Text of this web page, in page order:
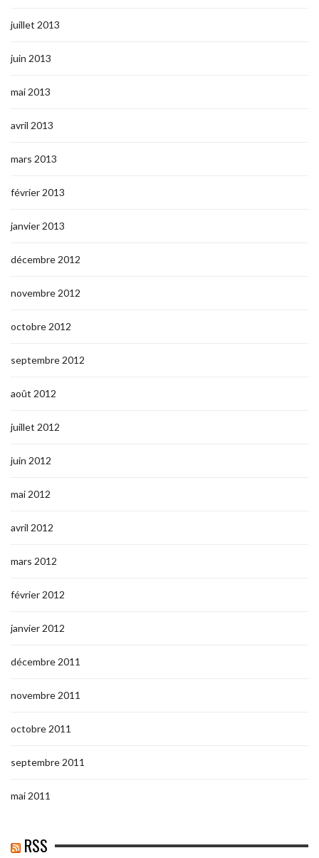
juillet 2013
juin 2013
mai 2013
avril 2013
mars 2013
février 2013
janvier 2013
décembre 2012
novembre 2012
octobre 2012
septembre 2012
août 2012
juillet 2012
juin 2012
mai 2012
avril 2012
mars 2012
février 2012
janvier 2012
décembre 2011
novembre 2011
octobre 2011
septembre 2011
mai 2011
RSS